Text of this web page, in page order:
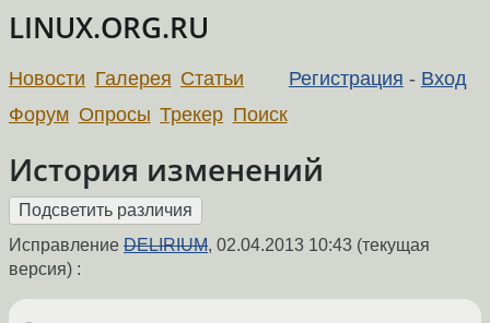
LINUX.ORG.RU
Регистрация - Вход
Новости Галерея Статьи
Форум Опросы Трекер Поиск
История изменений
Исправление DELIRIUM, 02.04.2013 10:43 (текущая
версия) :